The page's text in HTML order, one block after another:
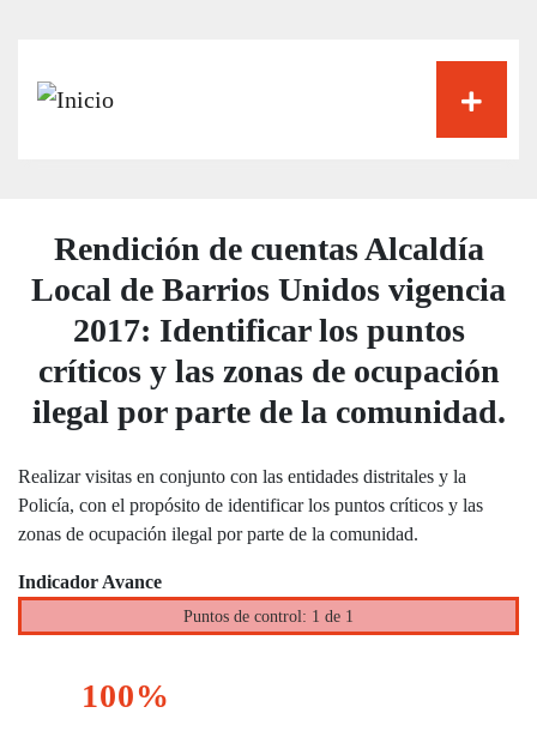
Rendición de cuentas Alcaldía
Local de Barrios Unidos vigencia
2017: Identificar los puntos
críticos y las zonas de ocupación
ilegal por parte de la comunidad.
Realizar visitas en conjunto con las entidades distritales y la
Policía, con el propósito de identificar los puntos críticos y las
zonas de ocupación ilegal por parte de la comunidad.
Indicador Avance
Puntos de control: 1 de 1
100%